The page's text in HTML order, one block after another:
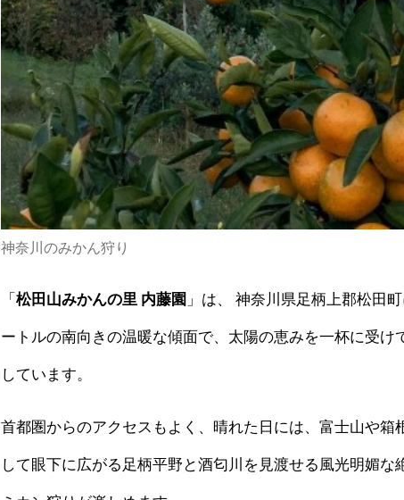
神奈川のみかん狩り
「松田山みかんの里 内藤園 」は、 神奈川県足柄上郡松田
ートルの南向きの温暖な傾面で、太陽の恵みを一杯に受け
しています。
首都圏からのアクセスもよく、晴れた日には、富士山や箱
して眼下に広がる足柄平野と酒匂川を見渡せる風光明媚な